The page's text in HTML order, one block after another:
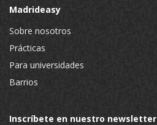
Madrideasy
Sobre nosotros
Prácticas
Para universidades
Barrios
Inscríbete en nuestro newsletter